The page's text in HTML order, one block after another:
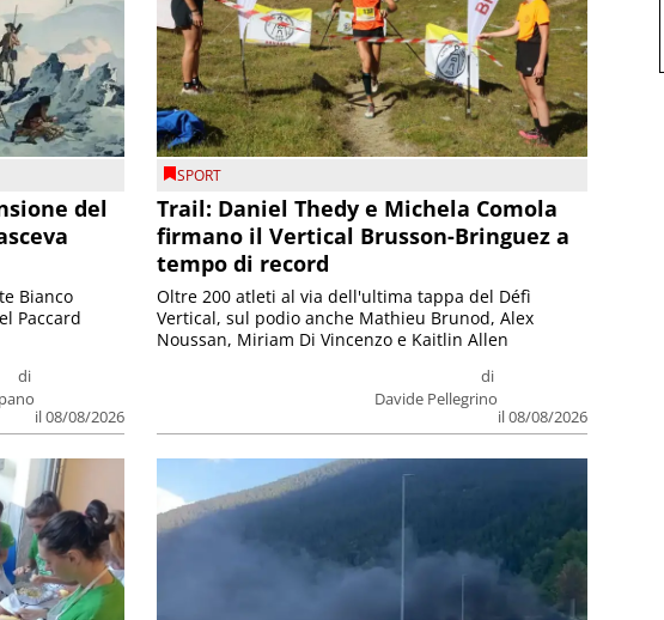
del
di
il 08/08/2026
Bianco
Paccard
SPORT
Trail: Daniel Thedy e Michela Comola
firmano il Vertical Brusson-Bringuez a
tempo di record
di
Davide Pellegrino
il 08/08/2026
Oltre 200 atleti al via dell'ultima tappa del Défì
Vertical, sul podio anche Mathieu Brunod, Alex
Noussan, Miriam Di Vincenzo e Kaitlin Allen